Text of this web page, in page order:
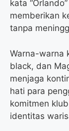
kata
memberikan
tanpa
Warna-warna
black, dan
menjaga
hati para
komitmen
identitas